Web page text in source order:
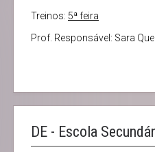
Treinos: 5ª feira
Prof. Responsável: Sara
DE - Escola